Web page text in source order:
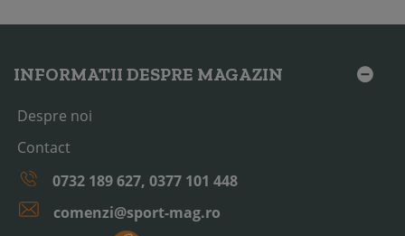
INFORMATII DESPRE MAGAZIN
Despre noi
Contact
0732 189 627, 0377 101 448
comenzi@sport-mag.ro